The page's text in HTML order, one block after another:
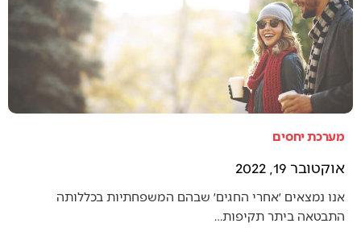
מערכת יחסים
אוקטובר 19, 2022
אנו נמצאים ׳אחרי החגים׳ שבהם המשפחתיות בכללותה
התבטאה ביתר תקיפות…